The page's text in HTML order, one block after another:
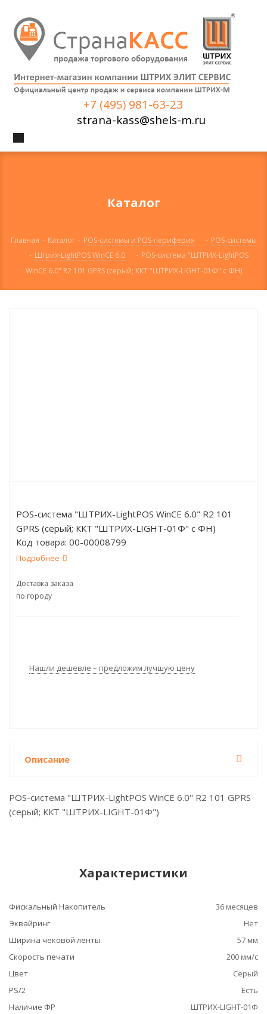
+7 (495) 981-63-23
strana-kass@shels-m.ru
Каталог
Главная - Каталог - POS-системы и POS-периферия - POS-системы
- Штрих-LightPOS WinCE 6.0 - POS-система "ШТРИХ-LightPOS
WinCE 6.0" R2 101 GPRS (серый; ККТ "ШТРИХ-LIGHT-01Ф" с ФН)
POS-система "ШТРИХ-LightPOS WinCE 6.0" R2 101
GPRS (серый; ККТ "ШТРИХ-LIGHT-01Ф" с ФН)
Код товара: 00-00008799
Подробнее
Доставка заказа
по городу
Нашли дешевле – предложим лучшую цену
Описание
POS-система "ШТРИХ-LightPOS WinCE 6.0" R2 101 GPRS
(серый; ККТ "ШТРИХ-LIGHT-01Ф")
Характеристики
Фискальный Накопитель
36 месяцев
Эквайринг
Нет
Ширина чековой ленты
57 мм
Скорость печати
200 мм/с
Цвет
Серый
PS/2
Есть
Наличие ФР
ШТРИХ-LIGHT-01Ф